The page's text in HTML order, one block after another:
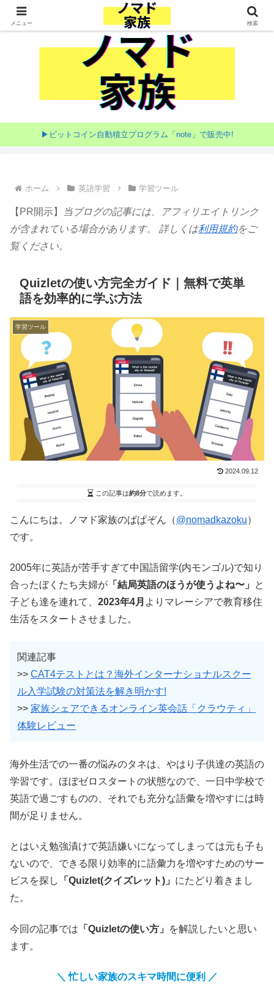
家族で目指す海外移住
▶ビットコイン自動積立プログラム「note」で販売中!
ホーム 英語学習 学習ツール
【PR開示】
当ブログの記事には、アフィリエイトリンク
が含まれている場合があります。 詳しくは利用規約をご
覧ください。
Quizletの使い方完全ガイド｜無料で英単
語を効率的に学ぶ方法
学習ツール
2024.09.12
この記事は約8分で読めます。
こんにちは。ノマド家族のぱぱぞん（@nomadkazoku）
です。
2005年に英語が苦手すぎて中国語留学(内モンゴル)で知り
合ったぼくたち夫婦が 「結局英語のほうが使うよね〜」
と
子ども達を連れて、 2023年4月 よりマレーシアで教育移住
生活をスタートさせました。
関連記事
>> CAT4テストとは？海外インターナショナルスクー
ル入学試験の対策法を解き明かす!
>> 家族シェアできるオンライン英会話「クラウティ」
体験レビュー
海外生活での一番の悩みのタネは、やはり子供達の英語の
学習です。ほぼゼロスタートの状態なので、一日中学校で
英語で過ごすものの、それでも充分な語彙を増やすには時
間が足りません。
とはいえ勉強漬けで英語嫌いになってしまっては元も子も
ないので、できる限り効率的に語彙力を増やすためのサー
ビスを探し
「Quizlet(クイズレット)」 にたどり着きまし
た。
今回の記事では 「Quizletの使い方」
を解説したいと思い
ます。
＼ 忙しい家族のスキマ時間に便利 ／
メニュー 検索